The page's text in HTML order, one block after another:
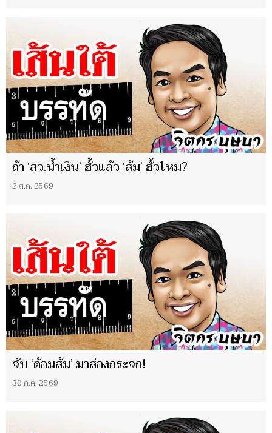
ถ้า ‘สว.น้ำเงิน’ ฮั้วแล้ว ‘ส้ม’ ฮั้วไหม?
2 ส.ค. 2569
จับ ‘ด้อมส้ม’ มาส่องกระจก!
30 ก.ค. 2569